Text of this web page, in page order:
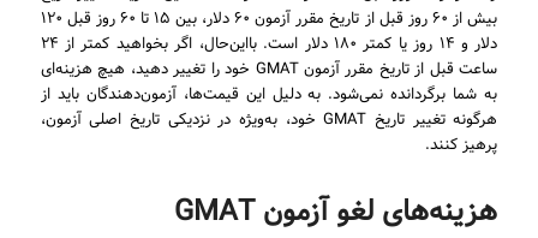
بیش از ۶۰ روز قبل از تاریخ مقرر آزمون ۶۰ دلار، بین ۱۵ تا ۶۰ روز قبل ۱۲۰
دلار و ۱۴ روز یا کمتر ۱۸۰ دلار است. بااین‌حال، اگر بخواهید کمتر از ۲۴
ساعت قبل از تاریخ مقرر آزمون GMAT خود را تغییر دهید، هیچ هزینه‌ای
به شما برگردانده نمی‌شود. به دلیل این قیمت‌ها، آزمون‌دهندگان باید از
هرگونه تغییر تاریخ GMAT خود، به‌ویژه در نزدیکی تاریخ اصلی آزمون،
پرهیز کنند.
هزینه‌های لغو آزمون GMAT